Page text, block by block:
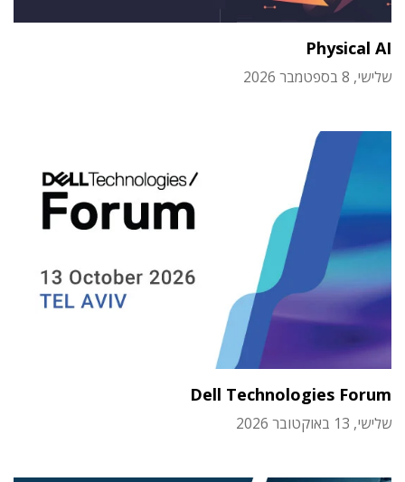
Physical AI
שלישי, 8 בספטמבר 2026
Dell Technologies Forum
שלישי, 13 באוקטובר 2026